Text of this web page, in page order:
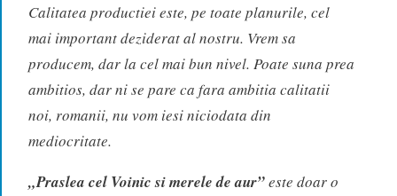
Calitatea productiei este, pe toate planurile, cel
mai important deziderat al nostru. Vrem sa
producem, dar la cel mai bun nivel. Poate suna prea
ambitios, dar ni se pare ca fara ambitia calitatii
noi, romanii, nu vom iesi niciodata din
mediocritate.
„Praslea cel Voinic si merele de aur”este doar o